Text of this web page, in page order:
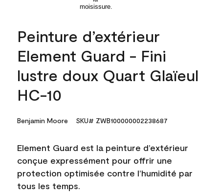
Peinture d’extérieur
Element Guard - Fini
lustre doux Quart Glaïeul
HC-10
Benjamin Moore SKU# ZWB100000002238687
Element Guard est la peinture d’extérieur
conçue expressément pour offrir une
protection optimisée contre l’humidité par
tous les temps.